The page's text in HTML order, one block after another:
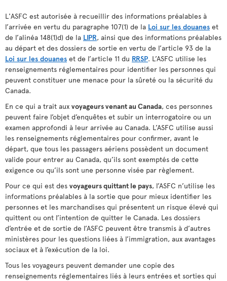
L'ASFC est autorisée à recueillir des informations préalables à
l’arrivée en vertu du paragraphe 107(1) de la Loi sur les douanes et
de l’alinéa 148(1)d) de la LIPR, ainsi que des informations préalables
au départ et des dossiers de sortie en vertu de l’article 93 de la
Loi sur les douanes et de l’article 11 du RRSP. L’ASFC utilise les
renseignements réglementaires pour identifier les personnes qui
peuvent constituer une menace pour la sûreté ou la sécurité du
Canada.
En ce qui a trait aux voyageurs venant au Canada, ces personnes
peuvent faire l’objet d’enquêtes et subir un interrogatoire ou un
examen approfondi à leur arrivée au Canada. L’ASFC utilise aussi
les renseignements réglementaires pour confirmer, avant le
départ, que tous les passagers aériens possèdent un document
valide pour entrer au Canada, qu’ils sont exemptés de cette
exigence ou qu’ils sont une personne visée par règlement.
Pour ce qui est des voyageurs quittant le pays, l’ASFC n’utilise les
informations préalables à la sortie que pour mieux identifier les
personnes et les marchandises qui présentent un risque élevé qui
quittent ou ont l’intention de quitter le Canada. Les dossiers
d’entrée et de sortie de l’ASFC peuvent être transmis à d’autres
ministères pour les questions liées à l’immigration, aux avantages
sociaux et à l’exécution de la loi.
Tous les voyageurs peuvent demander une copie des
renseignements réglementaires liés à leurs entrées et sorties qui